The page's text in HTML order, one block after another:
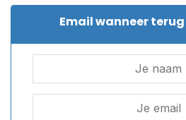
Email wanneer